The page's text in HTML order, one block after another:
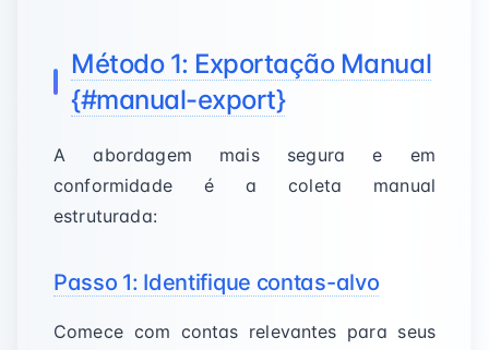
Método 1: Exportação Manual
{#manual-export}
A abordagem mais segura e em
conformidade é a coleta manual
estruturada:
Passo 1: Identifique contas-alvo
Comece com contas relevantes para seus